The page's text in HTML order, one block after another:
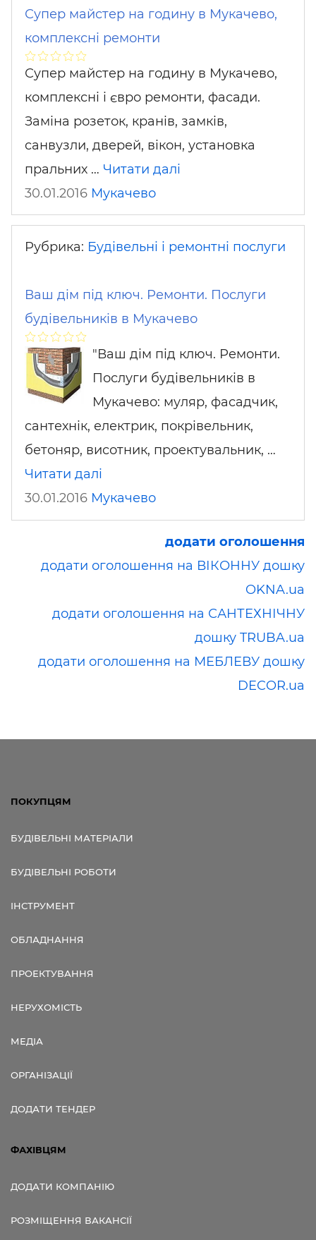
Супер майстер на годину в Мукачево,
комплексні ремонти
Супер майстер на годину в Мукачево,
комплексні і євро ремонти, фасади.
Заміна розеток, кранів, замків,
санвузли, дверей, вікон, установка
пральних … Читати далі
30.01.2016 Мукачево
Рубрика: Будівельні і ремонтні послуги
Ваш дім під ключ. Ремонти. Послуги
будівельників в Мукачево
"Ваш дім під ключ. Ремонти.
Послуги будівельників в
Мукачево: муляр, фасадчик,
сантехнік, електрик, покрівельник,
бетоняр, висотник, проектувальник, …
Читати далі
30.01.2016 Мукачево
додати оголошення
додати оголошення на ВІКОННУ дошку
OKNA.ua
додати оголошення на САНТЕХНІЧНУ
дошку TRUBA.ua
додати оголошення на МЕБЛЕВУ дошку
DECOR.ua
ПОКУПЦЯМ
БУДІВЕЛЬНІ МАТЕРІАЛИ
БУДІВЕЛЬНІ РОБОТИ
ІНСТРУМЕНТ
ОБЛАДНАННЯ
ПРОЕКТУВАННЯ
НЕРУХОМІСТЬ
МЕДІА
ОРГАНІЗАЦІЇ
ДОДАТИ ТЕНДЕР
ФАХІВЦЯМ
ДОДАТИ КОМПАНІЮ
РОЗМІЩЕННЯ ВАКАНСІЇ